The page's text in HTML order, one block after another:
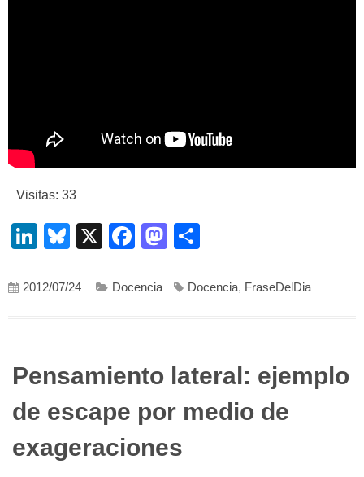
Visitas: 33
LinkedIn
Bluesky
X Facebook
Mastodon
2012/07/24 Docencia Docencia, FraseDelDia
Pensamiento lateral: ejemplo
de escape por medio de
exageraciones